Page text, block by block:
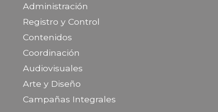
Administración
Registro y Control
Contenidos
Coordinación
Audiovisuales
Arte y Diseño
Campañas Integrales